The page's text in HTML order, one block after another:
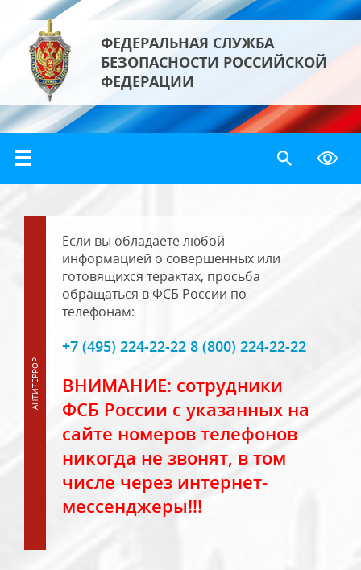
ФЕДЕРАЛЬНАЯ СЛУЖБА
БЕЗОПАСНОСТИ РОССИЙСКОЙ
ФЕДЕРАЦИИ
Если вы обладаете любой
информацией о совершенных или
готовящихся терактах, просьба
обращаться в ФСБ России по
телефонам:
+7 (495) 224-22-22 8 (800) 224-22-22
ВНИМАНИЕ: сотрудники
ФСБ России с указанных на
сайте номеров телефонов
никогда не звонят, в том
числе через интернет-
мессенджеры!!!